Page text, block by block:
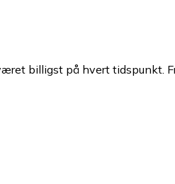
billigst på hvert tidspunkt.